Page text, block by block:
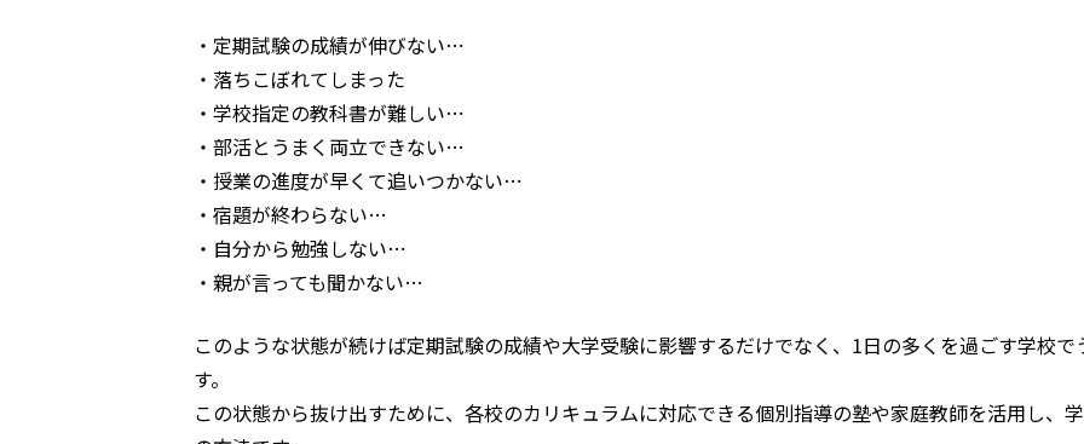
・定期試験の成績が伸びない…
・落ちこぼれてしまった
・学校指定の教科書が難しい…
・部活とうまく両立できない…
・授業の進度が早くて追いつかない…
・宿題が終わらない…
・自分から勉強しない…
・親が言っても聞かない…
このような状態が続けば定期試験の成績や大学受験に影響するだけでなく、1日の多くを過ごす学校
す。
この状態から抜け出すために、各校のカリキュラムに対応できる個別指導の塾や家庭教師を活用し、